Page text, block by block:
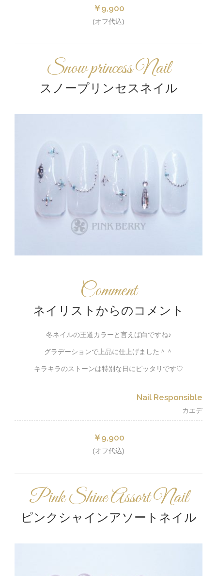
￥9,900
(オフ代込)
Snow princess Nail
スノープリンセスネイル
Comment
ネイリストからのコメント
冬ネイルの王道カラーと言えば白ですね♪
グラデーションで上品に仕上げました＾＾
キラキラのストーンは特別な日にピッタリです♡
Nail Responsible
カエデ
￥9,900
(オフ代込)
Pink Shine Assort Nail
ピンクシャインアソートネイル